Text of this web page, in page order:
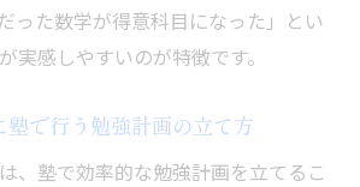
った数学が得意科目になった」とい
実感しやすいのが特徴です。
で行う勉強計画の立て方
、塾で効率的な勉強計画を立てるこ